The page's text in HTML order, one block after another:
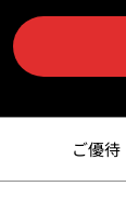
誕生日や記念日の
に
トレーダーヴィ
ご優待